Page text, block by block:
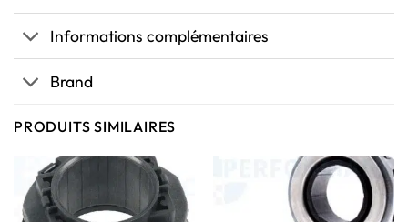
Informations complémentaires
Brand
PRODUITS SIMILAIRES